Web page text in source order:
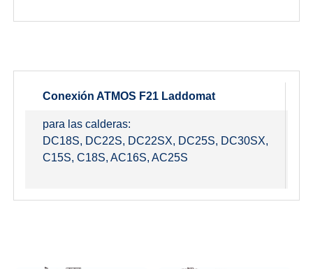
Conexión ATMOS F21 Laddomat
para las calderas:
DC18S, DC22S, DC22SX, DC25S, DC30SX,
C15S, C18S, AC16S, AC25S